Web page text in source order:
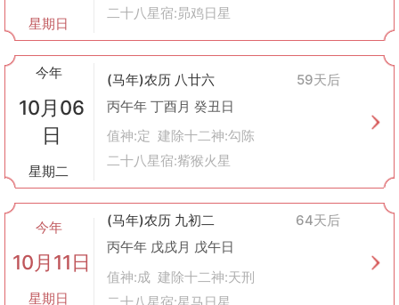
星期日
二十八星宿:昴鸡日星
今年
10月06
日
星期二
(马年)农历 八廿六
59天后
丙午年 丁酉月 癸丑日
值神:定 建除十二神:勾陈
二十八星宿:觜猴火星
今年
10月11日
星期日
(马年)农历 九初二
64天后
丙午年 戊戌月 戊午日
值神:成 建除十二神:天刑